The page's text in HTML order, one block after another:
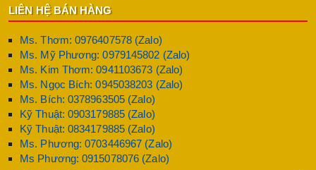
LIÊN HỆ BÁN HÀNG
Ms. Thơm: 0976407578 (Zalo)
Ms. Mỹ Phương: 0979145802 (Zalo)
Ms. Kim Thơm: 0941103673 (Zalo)
Ms. Ngọc Bích: 0945038203 (Zalo)
Ms. Bích: 0378963505 (Zalo)
Kỹ Thuật: 0903179885 (Zalo)
Kỹ Thuật: 0834179885 (Zalo)
Ms. Phương: 0703446967 (Zalo)
Ms Phương: 0915078076 (Zalo)